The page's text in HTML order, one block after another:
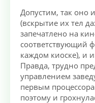
Допустим, так оно
(вскрытие их тел
запечатлено на
соответствующий
каждом киоске), и
Правда, трудно
управлением
первым
поэтому и